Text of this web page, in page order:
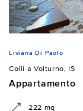
Liviana Di Paolo
Colli a Volturno, IS
Appartamento
222 mq